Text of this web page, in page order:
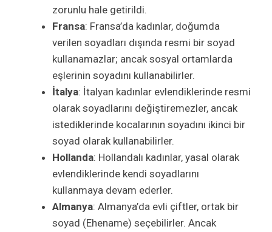
zorunlu hale getirildi.
Fransa: Fransa’da kadınlar, doğumda
verilen soyadları dışında resmi bir soyad
kullanamazlar; ancak sosyal ortamlarda
eşlerinin soyadını kullanabilirler.
İtalya: İtalyan kadınlar evlendiklerinde resmi
olarak soyadlarını değiştiremezler, ancak
istediklerinde kocalarının soyadını ikinci bir
soyad olarak kullanabilirler.
Hollanda: Hollandalı kadınlar, yasal olarak
evlendiklerinde kendi soyadlarını
kullanmaya devam ederler.
Almanya: Almanya’da evli çiftler, ortak bir
soyad (Ehename) seçebilirler. Ancak